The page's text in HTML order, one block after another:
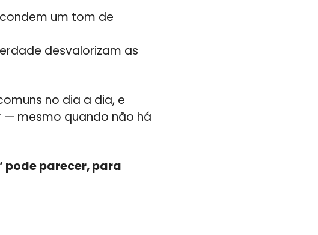
um tom de
desvalorizam as
no dia a dia, e
mesmo quando não há
pode parecer, para